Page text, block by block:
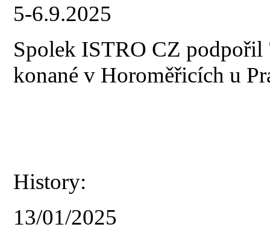
5-6.9.2025
Spolek ISTRO CZ
konané v Horoměřicích u
History:
13/01/2025